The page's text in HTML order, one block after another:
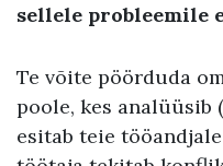
sellele probleemile
Te võite pöörduda
poole, kes
esitab teie